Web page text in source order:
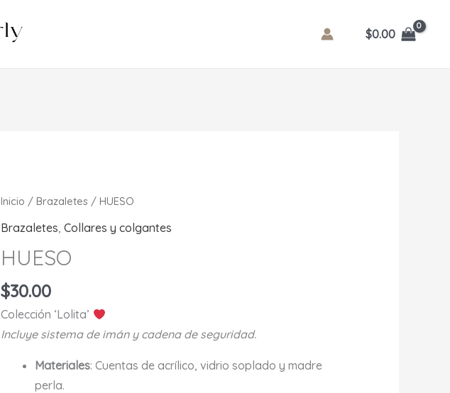
$0.00
Inicio /Brazaletes / HUESO
Brazaletes,Collares y colgantes
HUESO
$30.00
Colección ‘Lolita’
Incluye sistema de imán y cadena de seguridad.
Materiales: Cuentas de acrílico, vidrio soplado y madre
perla.